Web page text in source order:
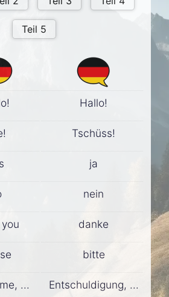
Hallo!
Tschüss!
ja
nein
danke
bitte
... Entschuldigung, ...